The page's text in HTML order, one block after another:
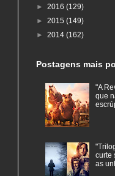
► 2016 (129)
► 2015 (149)
► 2014 (162)
Postagens mais
"A
que
curte
as